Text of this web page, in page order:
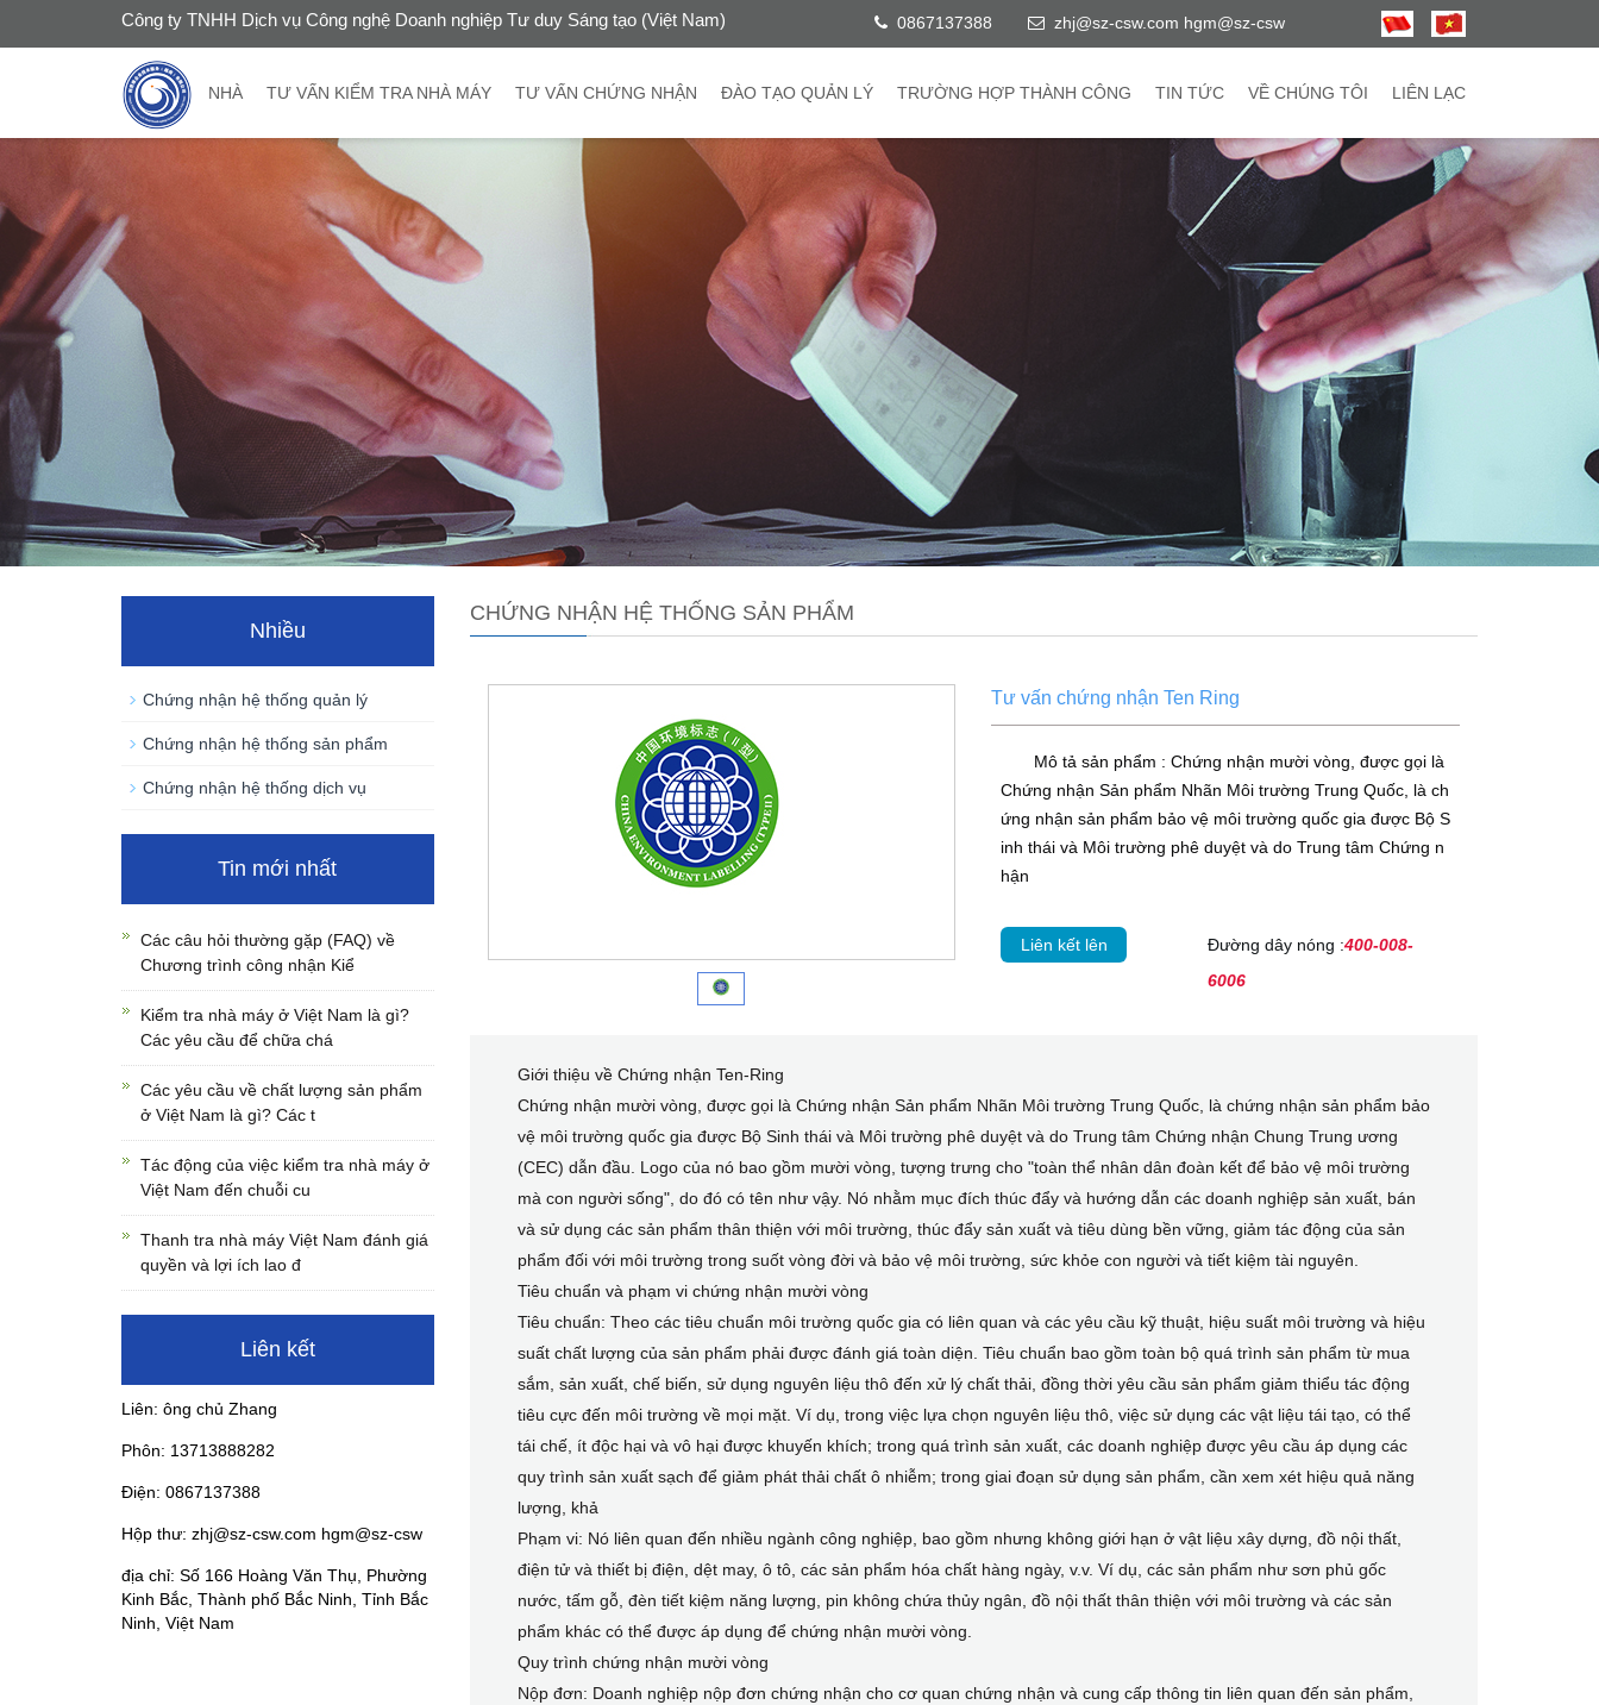
Công ty TNHH Dịch vụ Công nghệ Doanh nghiệp Tư duy Sáng tạo (Việt Nam) 0867137388 zhj@sz-csw.com hgm@sz-csw
NHÀ TƯ VẤN KIỂM TRA NHÀ MÁY TƯ VẤN CHỨNG NHẬN ĐÀO TẠO QUẢN LÝ TRƯỜNG HỢP THÀNH CÔNG TIN TỨC VỀ CHÚNG TÔI LIÊN LẠC
CHỨNG NHẬN HỆ THỐNG SẢN PHẨM
Tư vấn chứng nhận Ten Ring
Mô tả sản phẩm : Chứng nhận mười vòng, được gọi là
Chứng nhận Sản phẩm Nhãn Môi trường Trung Quốc, là ch
ứng nhận sản phẩm bảo vệ môi trường quốc gia được Bộ S
inh thái và Môi trường phê duyệt và do Trung tâm Chứng n
hận
Liên kết lên Đường dây nóng :400-008-
6006
Giới thiệu về Chứng nhận Ten-Ring
Chứng nhận mười vòng, được gọi là Chứng nhận Sản phẩm Nhãn Môi trường Trung Quốc, là chứng nhận sản phẩm bảo
vệ môi trường quốc gia được Bộ Sinh thái và Môi trường phê duyệt và do Trung tâm Chứng nhận Chung Trung ương
(CEC) dẫn đầu. Logo của nó bao gồm mười vòng, tượng trưng cho "toàn thể nhân dân đoàn kết để bảo vệ môi trường
mà con người sống", do đó có tên như vậy. Nó nhằm mục đích thúc đẩy và hướng dẫn các doanh nghiệp sản xuất, bán
và sử dụng các sản phẩm thân thiện với môi trường, thúc đẩy sản xuất và tiêu dùng bền vững, giảm tác động của sản
phẩm đối với môi trường trong suốt vòng đời và bảo vệ môi trường, sức khỏe con người và tiết kiệm tài nguyên.
Tiêu chuẩn và phạm vi chứng nhận mười vòng
Tiêu chuẩn: Theo các tiêu chuẩn môi trường quốc gia có liên quan và các yêu cầu kỹ thuật, hiệu suất môi trường và hiệu
suất chất lượng của sản phẩm phải được đánh giá toàn diện. Tiêu chuẩn bao gồm toàn bộ quá trình sản phẩm từ mua
sắm, sản xuất, chế biến, sử dụng nguyên liệu thô đến xử lý chất thải, đồng thời yêu cầu sản phẩm giảm thiểu tác động
tiêu cực đến môi trường về mọi mặt. Ví dụ, trong việc lựa chọn nguyên liệu thô, việc sử dụng các vật liệu tái tạo, có thể
tái chế, ít độc hại và vô hại được khuyến khích; trong quá trình sản xuất, các doanh nghiệp được yêu cầu áp dụng các
quy trình sản xuất sạch để giảm phát thải chất ô nhiễm; trong giai đoạn sử dụng sản phẩm, cần xem xét hiệu quả năng
lượng, khả
Phạm vi: Nó liên quan đến nhiều ngành công nghiệp, bao gồm nhưng không giới hạn ở vật liệu xây dựng, đồ nội thất,
điện tử và thiết bị điện, dệt may, ô tô, các sản phẩm hóa chất hàng ngày, v.v. Ví dụ, các sản phẩm như sơn phủ gốc
nước, tấm gỗ, đèn tiết kiệm năng lượng, pin không chứa thủy ngân, đồ nội thất thân thiện với môi trường và các sản
phẩm khác có thể được áp dụng để chứng nhận mười vòng.
Quy trình chứng nhận mười vòng
Nộp đơn: Doanh nghiệp nộp đơn chứng nhận cho cơ quan chứng nhận và cung cấp thông tin liên quan đến sản phẩm,
Nhiều
Chứng nhận hệ thống quản lý
Chứng nhận hệ thống sản phẩm
Chứng nhận hệ thống dịch vụ
Tin mới nhất
Các câu hỏi thường gặp (FAQ) về
Chương trình công nhận Kiể
Kiểm tra nhà máy ở Việt Nam là gì?
Các yêu cầu để chữa chá
Các yêu cầu về chất lượng sản phẩm
ở Việt Nam là gì? Các t
Tác động của việc kiểm tra nhà máy ở
Việt Nam đến chuỗi cu
Thanh tra nhà máy Việt Nam đánh giá
quyền và lợi ích lao đ
Liên kết
Liên: ông chủ Zhang
Phôn: 13713888282
Điện: 0867137388
Hộp thư: zhj@sz-csw.com hgm@sz-csw
địa chỉ: Số 166 Hoàng Văn Thụ, Phường
Kinh Bắc, Thành phố Bắc Ninh, Tỉnh Bắc
Ninh, Việt Nam